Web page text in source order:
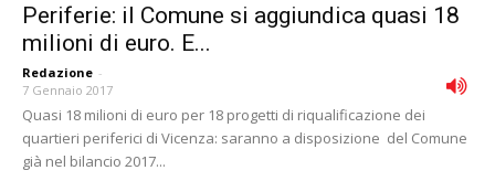
Periferie: il Comune si aggiundica quasi 18
milioni di euro. E...
Redazione -
7 Gennaio 2017
Quasi 18 milioni di euro per 18 progetti di riqualificazione dei
quartieri periferici di Vicenza: saranno a disposizione del Comune
già nel bilancio 2017...